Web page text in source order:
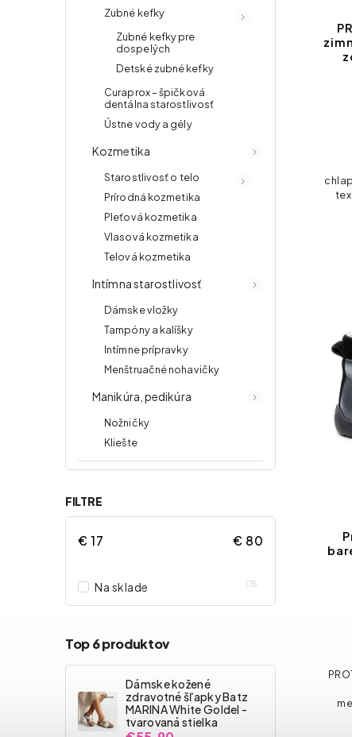
Zubné kefky
Zubné kefky pre
dospelých
Detské zubné kefky
Curaprox – špičková
dentálna starostlivosť
Ústne vody a gély
Kozmetika
Starostlivosť o telo
Prírodná kozmetika
Pleťová kozmetika
Vlasová kozmetika
Telová kozmetika
Intímna starostlivosť
Dámske vložky
Tampóny a kalíšky
Intímne prípravky
Menštruačné nohavičky
Manikúra, pedikúra
Nožničky
Kliešte
FILTRE
€ 17 € 80
Na sklade 176
Top 6 produktov
Dámske kožené
zdravotné šľapky Batz
MARINA White Goldel -
tvarovaná stielka